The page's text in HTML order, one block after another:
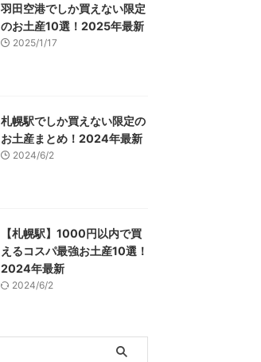
羽田空港でしか買えない限定
のお土産10選！2025年最新
2025/1/17
札幌駅でしか買えない限定の
お土産まとめ！2024年最新
2024/6/2
【札幌駅】1000円以内で買
えるコスパ最強お土産10選！
2024年最新
2024/6/2